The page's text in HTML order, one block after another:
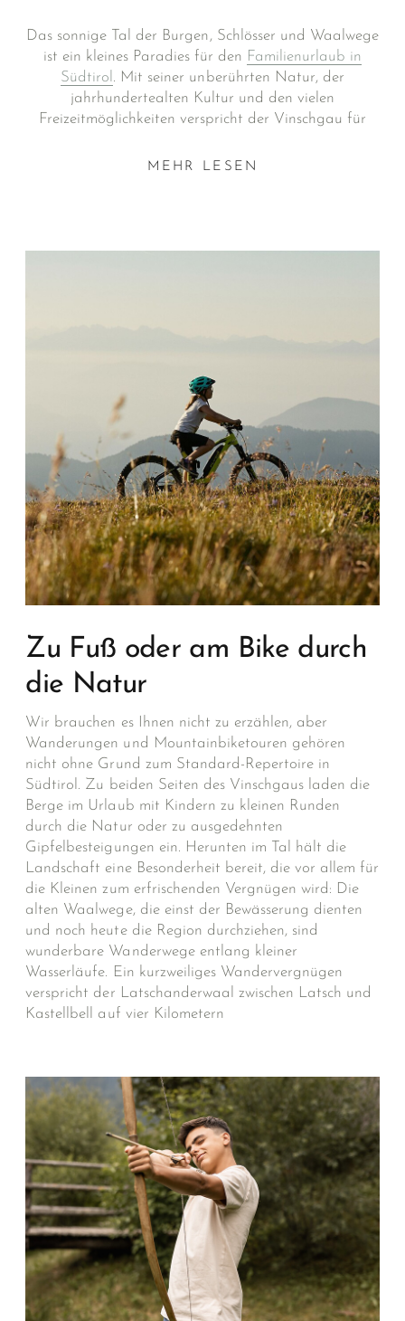
Das sonnige Tal der Burgen, Schlösser und Waalwege
ist ein kleines Paradies für den Familienurlaub in
Südtirol . Mit seiner unberührten Natur, der
jahrhundertealten Kultur und den vielen
Freizeitmöglichkeiten verspricht der Vinschgau für
alle Generationen – denn hier heißt es nicht
die Tage in den schönsten
. In den prämierten Restaurants findet sich
für jeden Geschmack das neue Lieblingsgericht. An
den Pools können die Kids ausgelassen toben, die
Eltern im Wellnessbereich entspannen und vielleicht
entsteht bei der Kinderbetreuung auch die ein oder
andere neue Freundschaft. EinUrlaub mit Kindern in
Südtirolist so bunt, so vielfältig wie unsere kleinen
und großen Gäste selbst.
MEHR LESEN
Zu Fuß oder am Bike durch
die Natur
Wir brauchen es Ihnen nicht zu erzählen, aber
Wanderungen und Mountainbiketouren gehören
nicht ohne Grund zum Standard-Repertoire in
Südtirol. Zu beiden Seiten des Vinschgaus laden die
Berge im Urlaub mit Kindern zu kleinen Runden
durch die Natur oder zu ausgedehnten
Gipfelbesteigungen ein. Herunten im Tal hält die
Landschaft eine Besonderheit bereit, die vor allem für
die Kleinen zum erfrischenden Vergnügen wird: Die
alten Waalwege, die einst der Bewässerung dienten
und noch heute die Region durchziehen, sind
wunderbare Wanderwege entlang kleiner
Wasserläufe. Ein kurzweiliges Wandervergnügen
verspricht der Latschanderwaal zwischen Latsch und
Kastellbell auf vier Kilometern